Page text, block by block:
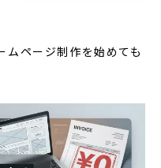
ムページ制作を始めても